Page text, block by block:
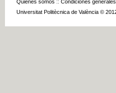
Quienes somos :: Condiciones
Universitat Politècnica de València ©